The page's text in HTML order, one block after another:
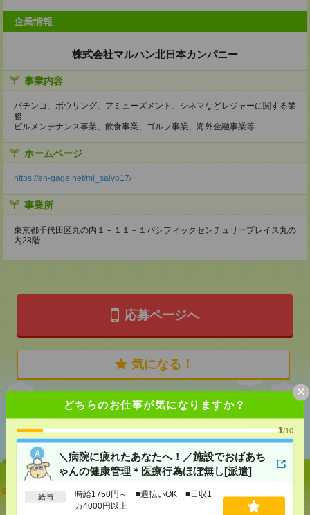
どちらのお仕事が気になりますか？
1/10
＼病院に疲れたあなたへ！／施設でおばあち
ゃんの健康管理＊医療行為ほぼ無し[派遣]
給与
時給1750円～ ■週払いOK ■日収1
万4000円以上
×
企業情報
株式会社マルハン北日本カンパニー
事業内容
パチンコ、ボウリング、アミューズメント、シネマなどレジャーに関する業
務
ビルメンテナンス事業、飲食事業、ゴルフ事業、海外金融事業等
ホームページ
https://en-gage.net/ml_saiyo17/
事業所
東京都千代田区丸の内１－１１－１パシフィックセンチュリープレイス丸の
内28階
応募ページへ
気になる！
おすすめ
＼病院に疲れたあなたへ！／施設でおばあちゃんの
健康管理＊医療行為ほぼ無し[派遣]